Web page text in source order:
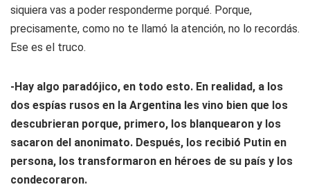
siquiera vas a poder responderme porqué. Porque,
precisamente, como no te llamó la atención, no lo recordás.
Ese es el truco.
-Hay algo paradójico, en todo esto. En realidad, a los
dos espías rusos en la Argentina les vino bien que los
descubrieran porque, primero, los blanquearon y los
sacaron del anonimato. Después, los recibió Putin en
persona, los transformaron en héroes de su país y los
condecoraron.